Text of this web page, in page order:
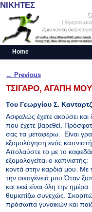
ΝΙΚΗΤΕΣ
Home
Post navigation
← Previous
ΤΣΙΓΑΡΟ, ΑΓΑΠΗ
Του Γεωργίου Σ.
Ασφαλώς έχετε ακούσει και
που έχετε βαρεθεί.
σας τα μεταφέρω. Είναι
εξομολόγηση ενός
Απολαύστε το με το
εξομολογείται ο
κοντά στην καρδιά μου. Με
την οικογένειά μου.Όταν
και εκεί είναι όλη την
θυμιατίζω συνεχώς.
πρόσωπα γυναικών και